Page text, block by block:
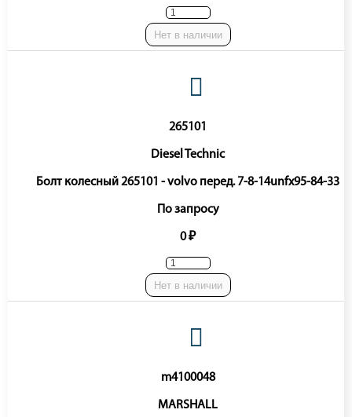
Нет в наличии
265101
Diesel Technic
Болт колесный 265101 - volvo перед. 7-8-14unfx95-84-33
По запросу
0 ₽
Нет в наличии
m4100048
MARSHALL